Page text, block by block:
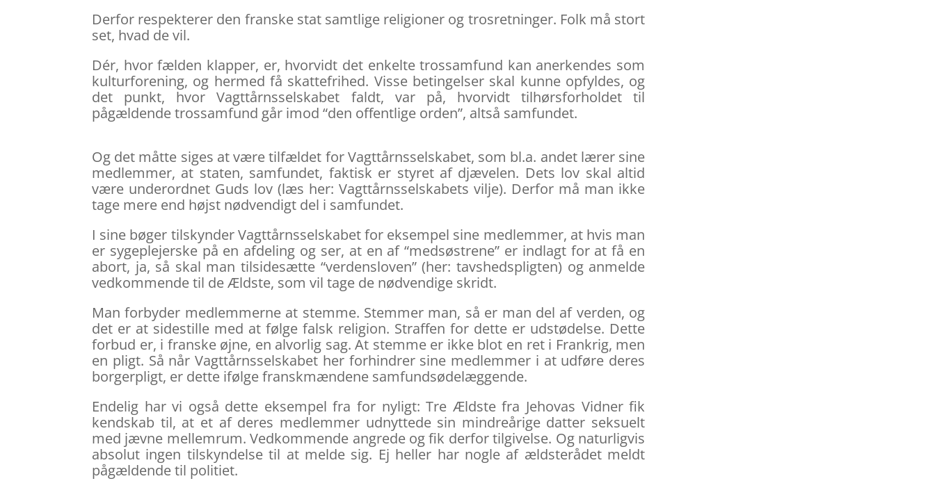
Derfor respekterer den franske stat samtlige religioner og trosretninger. Folk må stort
set, hvad de vil.
Dér, hvor fælden klapper, er, hvorvidt det enkelte trossamfund kan anerkendes som
kulturforening, og hermed få skattefrihed. Visse betingelser skal kunne opfyldes, og
det punkt, hvor Vagttårnsselskabet faldt, var på, hvorvidt tilhørsforholdet til
pågældende trossamfund går imod “den offentlige orden”, altså samfundet.
Og det måtte siges at være tilfældet for Vagttårnsselskabet, som bl.a. andet lærer sine
medlemmer, at staten, samfundet, faktisk er styret af djævelen. Dets lov skal altid
være underordnet Guds lov (læs her: Vagttårnsselskabets vilje). Derfor må man ikke
tage mere end højst nødvendigt del i samfundet.
I sine bøger tilskynder Vagttårnsselskabet for eksempel sine medlemmer, at hvis man
er sygeplejerske på en afdeling og ser, at en af “medsøstrene” er indlagt for at få en
abort, ja, så skal man tilsidesætte “verdensloven” (her: tavshedspligten) og anmelde
vedkommende til de Ældste, som vil tage de nødvendige skridt.
Man forbyder medlemmerne at stemme. Stemmer man, så er man del af verden, og
det er at sidestille med at følge falsk religion. Straffen for dette er udstødelse. Dette
forbud er, i franske øjne, en alvorlig sag. At stemme er ikke blot en ret i Frankrig, men
en pligt. Så når Vagttårnsselskabet her forhindrer sine medlemmer i at udføre deres
borgerpligt, er dette ifølge franskmændene samfundsødelæggende.
Endelig har vi også dette eksempel fra for nyligt: Tre Ældste fra Jehovas Vidner fik
kendskab til, at et af deres medlemmer udnyttede sin mindreårige datter seksuelt
med jævne mellemrum. Vedkommende angrede og fik derfor tilgivelse. Og naturligvis
absolut ingen tilskyndelse til at melde sig. Ej heller har nogle af ældsterådet meldt
pågældende til politiet.